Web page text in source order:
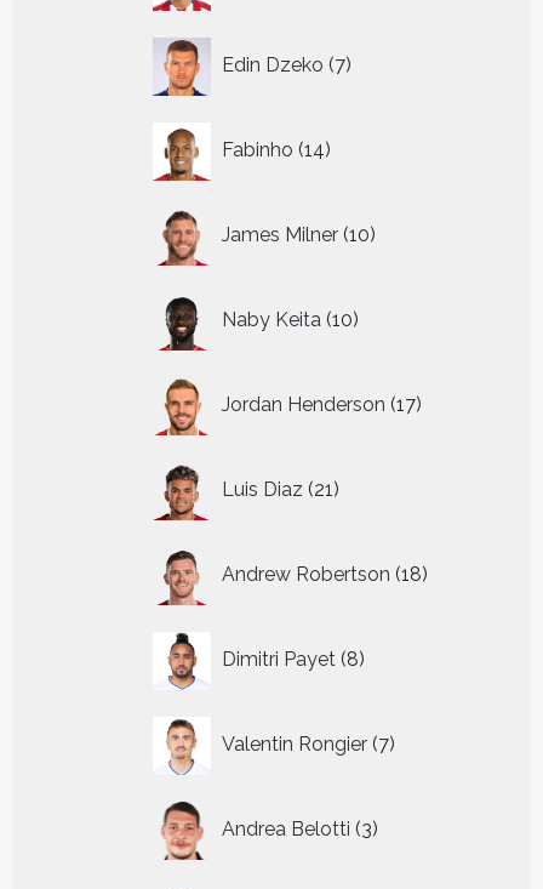
Edin Dzeko 7
producten
Fabinho 14
producten
James Milner 10
producten
Naby Keita 10
producten
Jordan Henderson 17
producten
Luis Diaz 21
producten
Andrew Robertson 18
producten
Dimitri Payet 8
producten
Valentin Rongier 7
producten
Andrea Belotti 3
producten